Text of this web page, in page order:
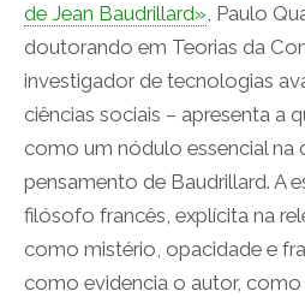
de Jean Baudrillard», Paulo
doutorando em Teorias da
investigador de tecnologias
ciências sociais – apresenta a
como um nódulo essencial na
pensamento de Baudrillard. A
filósofo francês, explícita na
como mistério, opacidade e
como evidencia o autor, como